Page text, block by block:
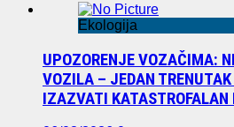
Ekologija
UPOZORENJE VOZAČIMA:
VOZILA – JEDAN
IZAZVATI KATASTROFALAN